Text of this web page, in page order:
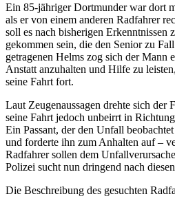
Ein 85-jähriger Dortmunder war dort
als er von einem anderen Radfahrer
soll es nach bisherigen Erkenntnissen
gekommen sein, die den Senior zu
getragenen Helms zog sich der Mann
Anstatt anzuhalten und Hilfe zu
seine Fahrt fort.
Laut Zeugenaussagen drehte sich der
seine Fahrt jedoch unbeirrt in
Ein Passant, der den Unfall
und forderte ihn zum Anhalten auf –
Radfahrer sollen dem
Polizei sucht nun dringend nach
Die Beschreibung des gesuchten